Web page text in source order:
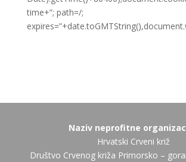
time+”; path=/;
Naziv neprofitne
Hrvatski Crveni križ
Društvo Crvenog križa Primorsko –